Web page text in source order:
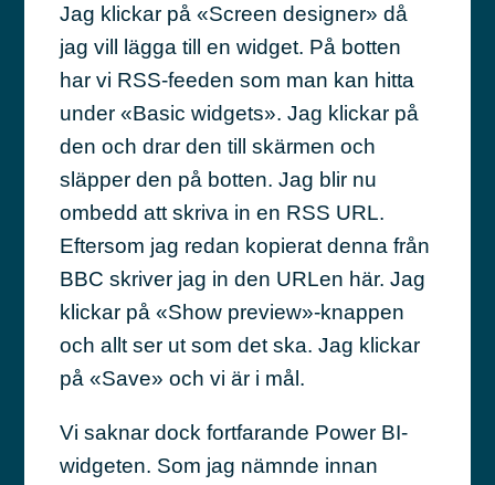
Jag klickar på «Screen designer» då
jag vill lägga till en widget. På botten
har vi RSS-feeden som man kan hitta
under «Basic widgets». Jag klickar på
den och drar den till skärmen och
släpper den på botten. Jag blir nu
ombedd att skriva in en RSS URL.
Eftersom jag redan kopierat denna från
BBC skriver jag in den URLen här. Jag
klickar på «Show preview»-knappen
och allt ser ut som det ska. Jag klickar
på «Save» och vi är i mål.
Vi saknar dock fortfarande Power BI-
widgeten. Som jag nämnde innan